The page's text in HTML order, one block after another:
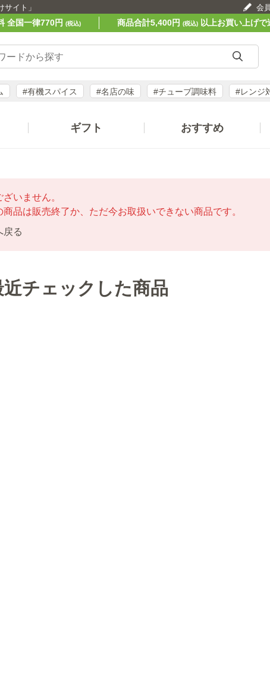
イト」 会
全国一律770円 (税込) 商品合計5,400円 (税込)以上お買い上げで
#有機スパイス #名店の味 #チューブ調味料 #レンジ
ギフト おすすめ
いません。
商品は販売終了か、ただ今お取扱いできない商品です。
戻る
近チェックした商品